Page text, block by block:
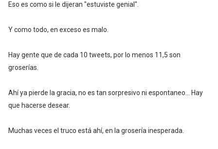
Eso es como si le dijeran "estuviste genial".
Y como todo, en exceso es malo.
Hay gente que de cada 10 tweets, por lo menos 11,5 son
groserías.
Ahí ya pierde la gracia, no es tan sorpresivo ni espontaneo... Hay
que hacerse desear.
Muchas veces el truco está ahí, en la grosería inesperada.